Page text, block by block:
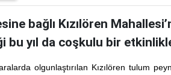
bağlı Kızılören
yıl da coşkulu bir
olgunlaştırılan Kızılören tulum